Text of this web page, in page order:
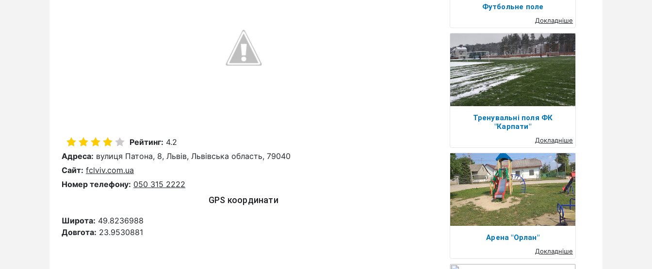
Рейтинг: 4.2
Адреса: вулиця Патона, 8, Львів, Львівська область, 79040
Сайт: fclviv.com.ua
Номер телефону: 050 315 2222
GPS координати
Широта: 49.8236988
Довгота: 23.9530881
Футбольне поле
Докладніше
Тренувальні поля ФК
"Карпати"
Докладніше
Арена "Орлан"
Докладніше